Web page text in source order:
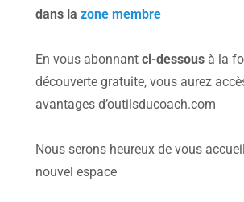
dans lazone membre
En vous abonnantci-dessous à la
découverte gratuite, vous aurez
avantages d’outilsducoach.com
Nous serons heureux de vous
nouvel espace